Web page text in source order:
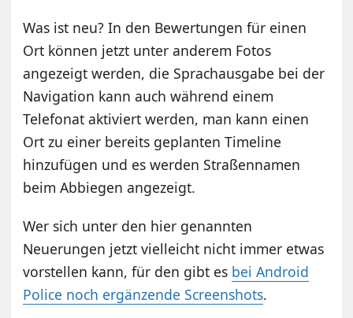
Was ist neu? In den Bewertungen für einen
Ort können jetzt unter anderem Fotos
angezeigt werden, die Sprachausgabe bei der
Navigation kann auch während einem
Telefonat aktiviert werden, man kann einen
Ort zu einer bereits geplanten Timeline
hinzufügen und es werden Straßennamen
beim Abbiegen angezeigt.
Wer sich unter den hier genannten
Neuerungen jetzt vielleicht nicht immer etwas
vorstellen kann, für den gibt es bei Android
Police noch ergänzende Screenshots.